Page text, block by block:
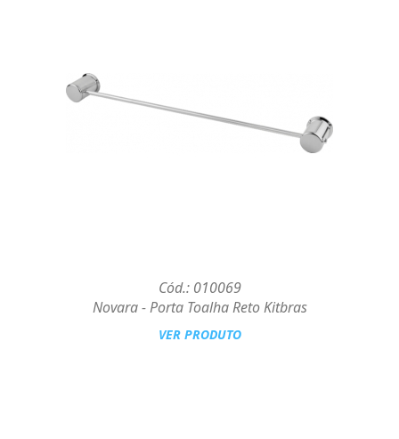
Cód.: 010069
Novara - Porta Toalha Reto Kitbras
VER PRODUTO